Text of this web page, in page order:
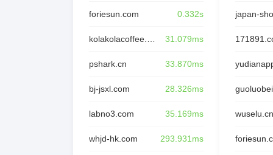
foriesun.com 0.332s
31.079ms
pshark.cn 33.870ms
bj-jsxl.com 28.326ms
labno3.com 35.169ms
whjd-hk.com 293.931ms
japan-
wuselu.cn